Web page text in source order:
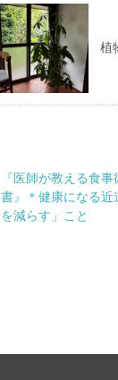
植
『医師が教える食
書』＊健康になる近
を減らす」こと